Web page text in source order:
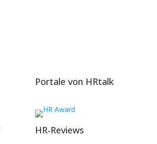
Portale von HRtalk
HR-Reviews